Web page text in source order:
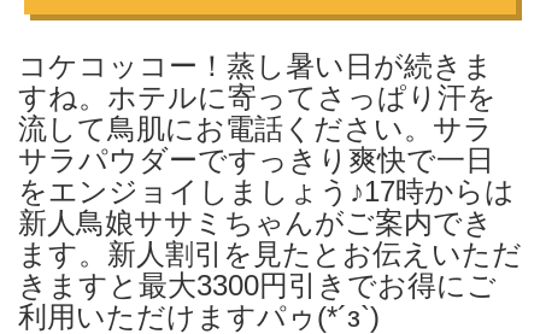
コケコッコー！蒸し暑い日が続きま
すね。ホテルに寄ってさっぱり汗を
流して鳥肌にお電話ください。サラ
サラパウダーですっきり爽快で一日
をエンジョイしましょう♪17時からは
新人鳥娘ササミちゃんがご案内でき
ます。新人割引を見たとお伝えいただ
きますと最大3300円引きでお得にご
利用いただけますパゥ(*´з`)